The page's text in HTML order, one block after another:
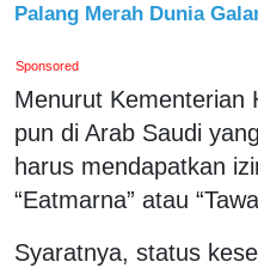
Palang Merah Dunia
Sponsored
Menurut Kementerian
pun di Arab Saudi
harus mendapatkan
“Eatmarna” atau
Syaratnya, status